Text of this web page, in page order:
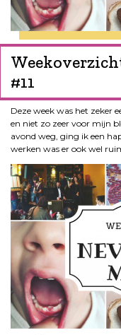
#11
Deze week was het zeker
en niet zo zeer voor mijn
avond weg, ging ik een
werken was er ook wel